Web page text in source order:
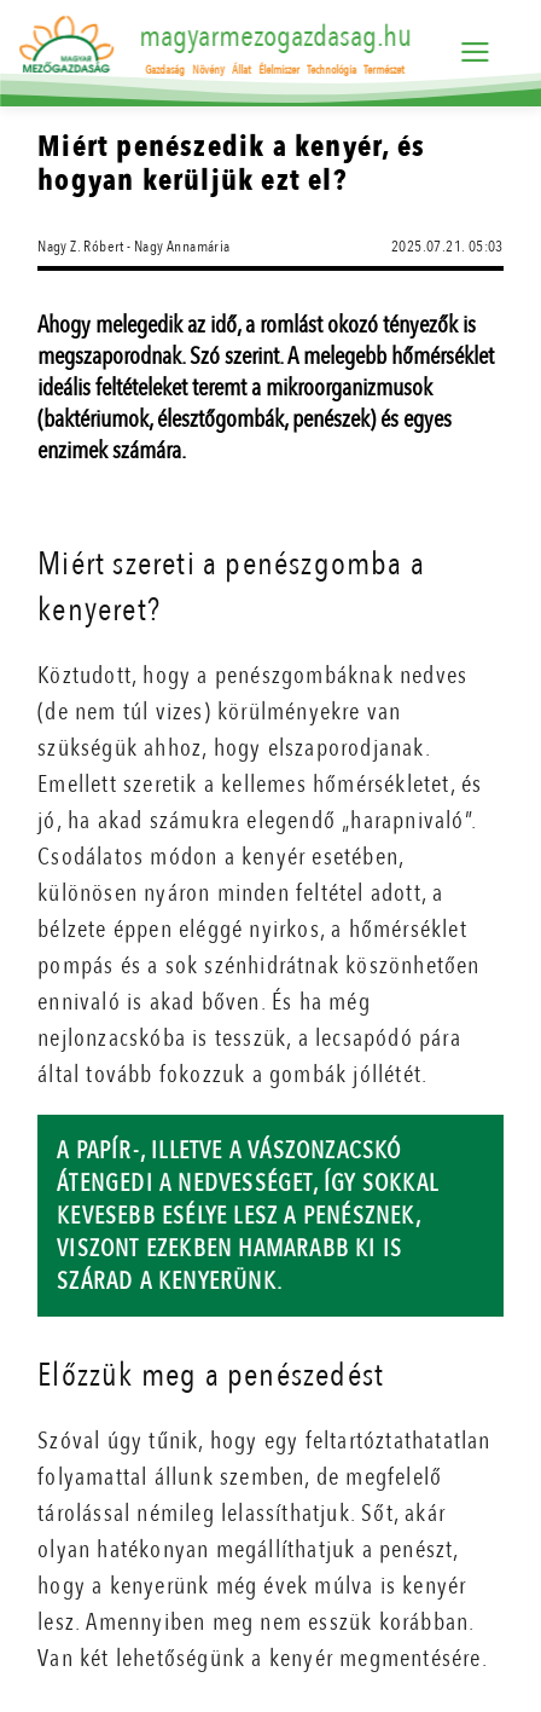
magyarmezogazdasag.hu
Gazdaság Növény Állat Élelmiszer Technológia Természet
Miért penészedik a kenyér, és
hogyan kerüljük ezt el?
Nagy Z. Róbert - Nagy Annamária 2025.07.21. 05:03
Ahogy melegedik az idő, a romlást okozó tényezők is
megszaporodnak. Szó szerint. A melegebb hőmérséklet
ideális feltételeket teremt a mikroorganizmusok
(baktériumok, élesztőgombák, penészek) és egyes
enzimek számára.
Miért szereti a penészgomba a
kenyeret?
Köztudott, hogy a penészgombáknak nedves
(de nem túl vizes) körülményekre van
szükségük ahhoz, hogy elszaporodjanak.
Emellett szeretik a kellemes hőmérsékletet, és
jó, ha akad számukra elegendő „harapnivaló”.
Csodálatos módon a kenyér esetében,
különösen nyáron minden feltétel adott, a
bélzete éppen eléggé nyirkos, a hőmérséklet
pompás és a sok szénhidrátnak köszönhetően
ennivaló is akad bőven. És ha még
nejlonzacskóba is tesszük, a lecsapódó pára
által tovább fokozzuk a gombák jóllétét.
A PAPÍR-, ILLETVE A VÁSZONZACSKÓ
ÁTENGEDI A NEDVESSÉGET, ÍGY SOKKAL
KEVESEBB ESÉLYE LESZ A PENÉSZNEK,
VISZONT EZEKBEN HAMARABB KI IS
SZÁRAD A KENYERÜNK.
Előzzük meg a penészedést
Szóval úgy tűnik, hogy egy feltartóztathatatlan
folyamattal állunk szemben, de megfelelő
tárolással némileg lelassíthatjuk. Sőt, akár
olyan hatékonyan megállíthatjuk a penészt,
hogy a kenyerünk még évek múlva is kenyér
lesz. Amennyiben meg nem esszük korábban.
Van két lehetőségünk a kenyér megmentésére.